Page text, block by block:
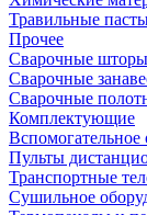
Травильные
Прочее
Сварочные шторы
Сварочные
Сварочные
Комплектующие
Вспомогательное
Пульты
Транспортные
Сушильное